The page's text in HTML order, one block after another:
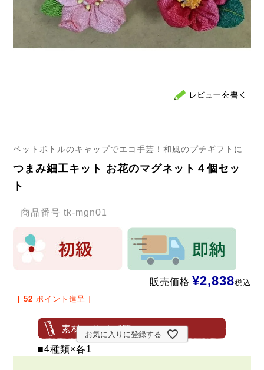
ペットボトルのキャップでエコ手芸！和風のプチギフトに
つまみ細工キット お花のマグネット４個セッ
ト
商品番号 tk-mgn01
販売価格 ¥2,838税込
[ 52 ポイント進呈 ]
素材・サイズ等
■4種類×各1
お気に入りに登録する